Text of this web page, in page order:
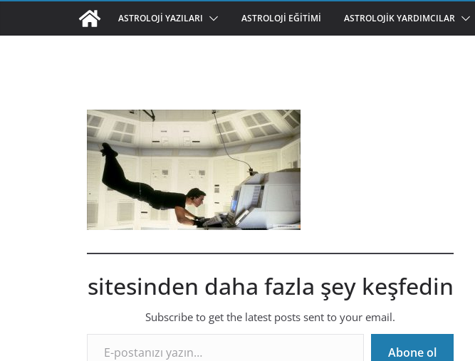
ASTROLOJI YAZILARI ASTROLOJI EĞITIMI ASTROLOJIK YARDIMCILAR
sitesinden daha fazla şey keşfedin
Subscribe to get the latest posts sent to your email.
E-postanızı yazın…
Abone ol